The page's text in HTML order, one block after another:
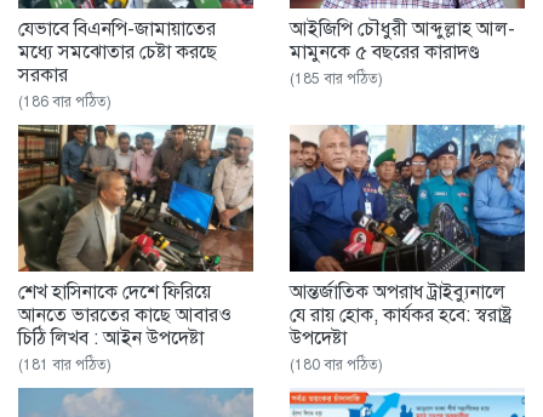
যেভাবে বিএনপি-জামায়াতের
মধ্যে সমঝোতার চেষ্টা করছে
সরকার
(186 বার পঠিত)
আইজিপি চৌধুরী আব্দুল্লাহ আল-
মামুনকে ৫ বছরের কারাদণ্ড
(185 বার পঠিত)
শেখ হাসিনাকে দেশে ফিরিয়ে
আনতে ভারতের কাছে আবারও
চিঠি লিখব : আইন উপদেষ্টা
(181 বার পঠিত)
আন্তর্জাতিক অপরাধ ট্রাইব্যুনালে
যে রায় হোক, কার্যকর হবে: স্বরাষ্ট্র
উপদেষ্টা
(180 বার পঠিত)